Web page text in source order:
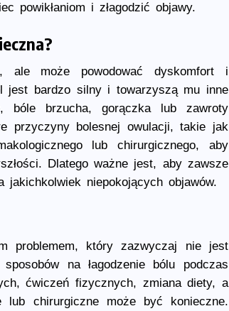
powikłaniom i złagodzić objawy.
ale może powodować dyskomfort i
jest bardzo silny i towarzyszą mu inne
bóle brzucha, gorączka lub zawroty
przyczyny bolesnej owulacji, takie jak
lub chirurgicznego, aby
Dlatego ważne jest, aby zawsze
niepokojących objawów.
problemem, który zazwyczaj nie jest
na łagodzenie bólu podczas
ćwiczeń fizycznych, zmiana diety, a
lub chirurgiczne może być konieczne.